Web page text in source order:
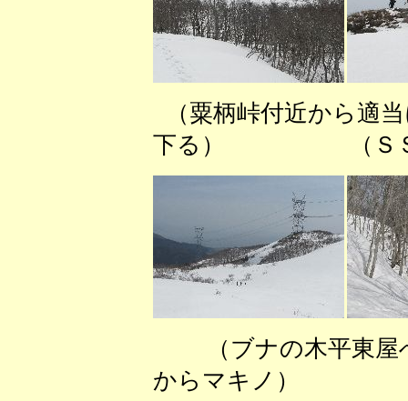
（粟柄峠付近から
下る） （ＳＳを
（ブナの木平東屋
からマキノ） （